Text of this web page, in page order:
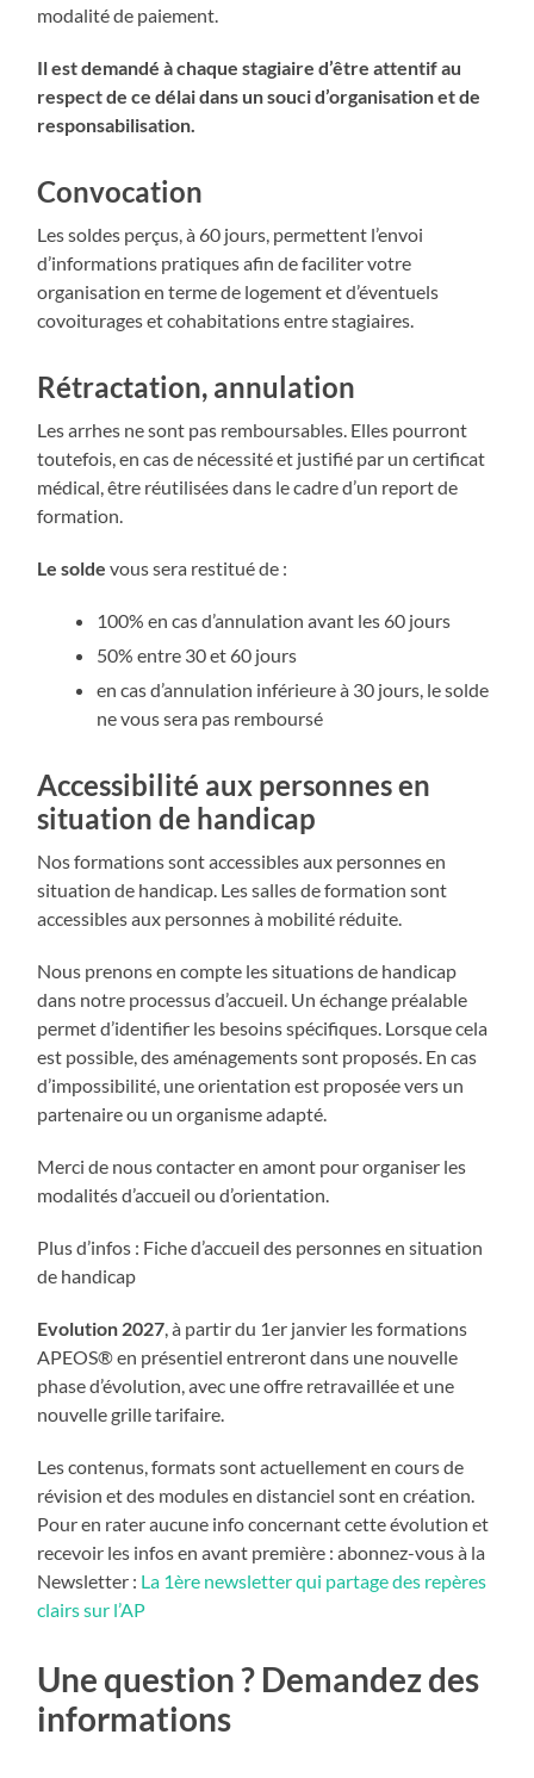
modalité de paiement.
Il est demandé à chaque stagiaire d’être attentif au
respect de ce délai dans un souci d’organisation et de
responsabilisation.
Convocation
Les soldes perçus, à 60 jours, permettent l’envoi
d’informations pratiques afin de faciliter votre
organisation en terme de logement et d’éventuels
covoiturages et cohabitations entre stagiaires.
Rétractation, annulation
Les arrhes ne sont pas remboursables. Elles pourront
toutefois, en cas de nécessité et justifié par un certificat
médical, être réutilisées dans le cadre d’un report de
formation.
Le soldevous sera restitué de :
100% en cas d’annulation avant les 60 jours
50% entre 30 et 60 jours
en cas d’annulation inférieure à 30 jours, le solde
ne vous sera pas remboursé
Accessibilité aux personnes en
situation de handicap
Nos formations sont accessibles aux personnes en
situation de handicap. Les salles de formation sont
accessibles aux personnes à mobilité réduite.
Nous prenons en compte les situations de handicap
dans notre processus d’accueil. Un échange préalable
permet d’identifier les besoins spécifiques. Lorsque cela
est possible, des aménagements sont proposés. En cas
d’impossibilité, une orientation est proposée vers un
partenaire ou un organisme adapté.
Merci de nous contacter en amont pour organiser les
modalités d’accueil ou d’orientation.
Plus d’infos : Fiche d’accueil des personnes en situation
de handicap
Evolution 2027, à partir du 1er janvier les formations
APEOS® en présentiel entreront dans une nouvelle
phase d’évolution, avec une offre retravaillée et une
nouvelle grille tarifaire.
Les contenus, formats sont actuellement en cours de
révision et des modules en distanciel sont en création.
Pour en rater aucune info concernant cette évolution et
recevoir les infos en avant première : abonnez-vous à la
Newsletter : La 1ère newsletter qui partage des repères
clairs sur l’AP
Une question ? Demandez des
informations